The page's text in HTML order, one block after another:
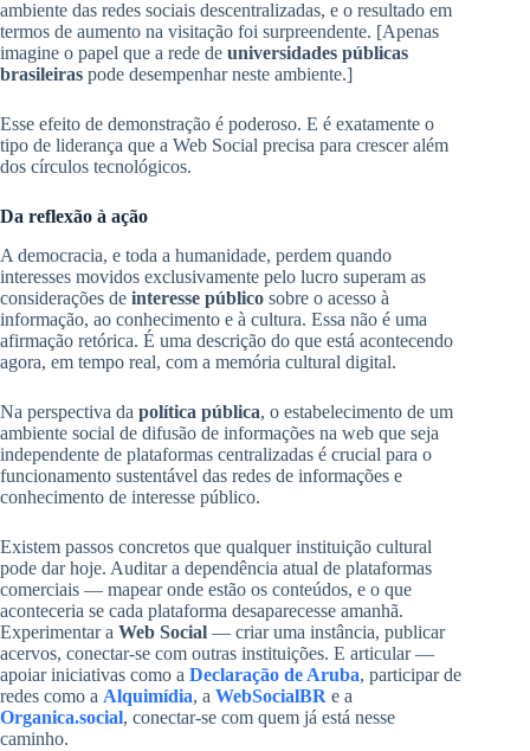
ambiente das redes sociais descentralizadas, e o resultado em
termos de aumento na visitação foi surpreendente. [Apenas
imagine o papel que a rede de universidades públicas
brasileiras pode desempenhar neste ambiente.]
Esse efeito de demonstração é poderoso. E é exatamente o
tipo de liderança que a Web Social precisa para crescer além
dos círculos tecnológicos.
Da reflexão à ação
A democracia, e toda a humanidade, perdem quando
interesses movidos exclusivamente pelo lucro superam as
considerações de interesse público sobre o acesso à
informação, ao conhecimento e à cultura. Essa não é uma
afirmação retórica. É uma descrição do que está acontecendo
agora, em tempo real, com a memória cultural digital.
Na perspectiva da política pública, o estabelecimento de um
ambiente social de difusão de informações na web que seja
independente de plataformas centralizadas é crucial para o
funcionamento sustentável das redes de informações e
conhecimento de interesse público.
Existem passos concretos que qualquer instituição cultural
pode dar hoje. Auditar a dependência atual de plataformas
comerciais — mapear onde estão os conteúdos, e o que
aconteceria se cada plataforma desaparecesse amanhã.
Experimentar a Web Social — criar uma instância, publicar
acervos, conectar-se com outras instituições. E articular —
apoiar iniciativas como a Declaração de Aruba, participar de
redes como a Alquimídia, a WebSocialBR e a
Organica.social, conectar-se com quem já está nesse
caminho.